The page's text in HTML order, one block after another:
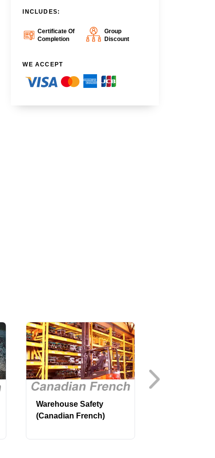
INCLUDES:
Certificate Of
Completion
Group
Discount
WE ACCEPT
Warehouse Safety
(Canadian French)